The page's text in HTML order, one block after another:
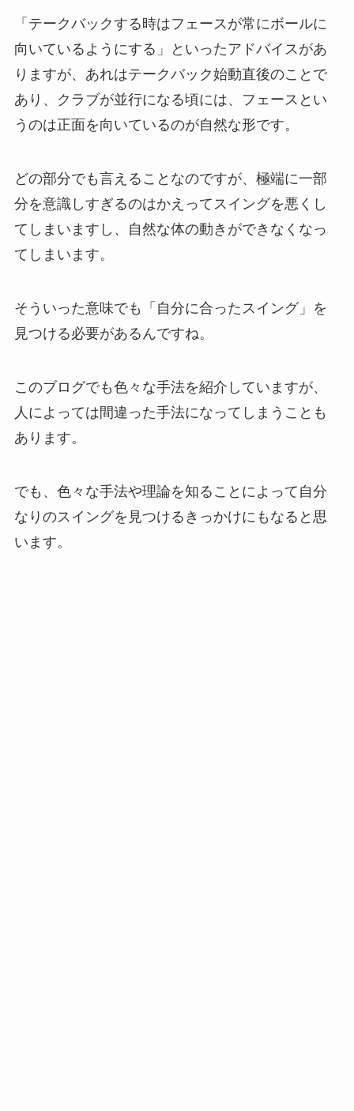
「テークバックする時はフェースが常にボールに
向いているようにする」といったアドバイスがあ
りますが、あれはテークバック始動直後のことで
あり、クラブが並行になる頃には、フェースとい
うのは正面を向いているのが自然な形です。
どの部分でも言えることなのですが、極端に一部
分を意識しすぎるのはかえってスイングを悪くし
てしまいますし、自然な体の動きができなくなっ
てしまいます。
そういった意味でも「自分に合ったスイング」を
見つける必要があるんですね。
このブログでも色々な手法を紹介していますが、
人によっては間違った手法になってしまうことも
あります。
でも、色々な手法や理論を知ることによって自分
なりのスイングを見つけるきっかけにもなると思
います。